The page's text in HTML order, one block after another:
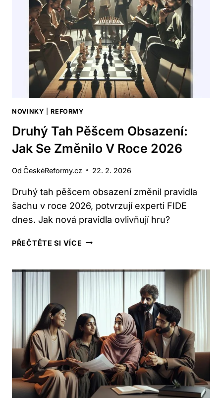
2026
NOVINKY |REFORMY
Druhý Tah Pěšcem Obsazení:
Jak Se Změnilo V Roce 2026
Od ČeskéReformy.cz 22. 2. 2026
Druhý tah pěšcem obsazení změnil pravidla
šachu v roce 2026, potvrzují experti FIDE
dnes. Jak nová pravidla ovlivňují hru?
PŘEČTĚTE SI VÍCE DRUHÝ
OBSAZENÍ:
V
ROCE
2026